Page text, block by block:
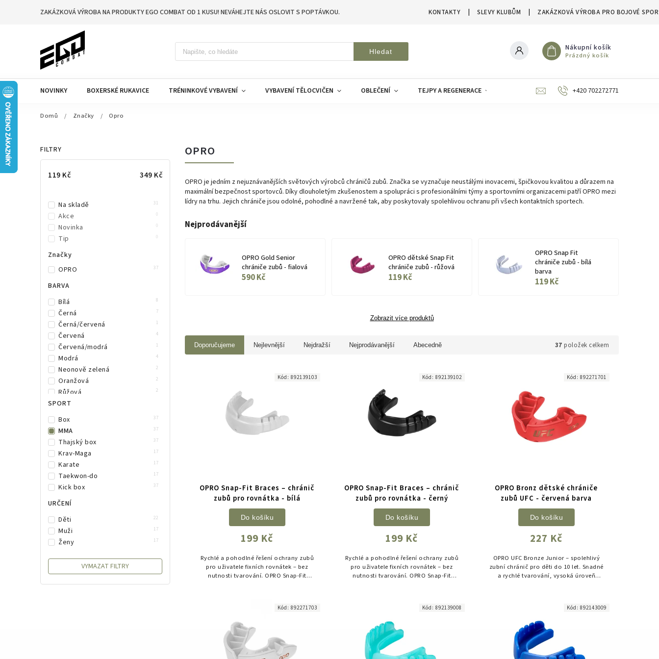
ZAKÁZKOVÁ VÝROBA NA PRODUKTY EGO COMBAT OD 1 KUSU! NEVÁHEJTE NÁS OSLOVIT S POPTÁVKOU. KONTAKTY SLEVY KLUBŮM ZAKÁZKOVÁ VÝROBA PRO BOJOVÉ
Hledat Nákupní košík
Prázdný košík
NOVINKY BOXERSKÉ RUKAVICE TRÉNINKOVÉ VYBAVENÍ VYBAVENÍ TĚLOCVIČEN OBLEČENÍ TEJPY A REGENERACE SLEVY A VÝPRODEJE
+420 702272771
Domů / Značky / Opro
FILTRY
119 Kč 349 Kč
Na skladě 31
Akce 0
Novinka 0
Tip 0
Značky
OPRO
37
BARVA
Bílá
8
Černá 7
Černá/červená 1
Červená 4
Červená/modrá 1
Modrá 4
Neonově zelená 2
Oranžová 2
Růžová 2
Zelená
růžová/zelená
SPORT
Box
37
MMA 37
Thajský box 37
Krav-Maga 17
Karate 17
Taekwon-do 17
Kick box 37
URČENÍ
Děti
22
Muži 17
Ženy 17
VYMAZAT FILTRY
OPRO
OPRO je jedním z nejuznávanějších světových výrobců chráničů zubů. Značka se vyznačuje neustálými inovacemi, špičkovou kvalitou a důrazem na
maximální bezpečnost sportovců. Díky dlouholetým zkušenostem a spolupráci s profesionálními týmy a sportovními organizacemi patří OPRO mezi
lídry na trhu. Jejich chrániče jsou odolné, pohodlné a navržené tak, aby poskytovaly spolehlivou ochranu při všech kontaktních sportech.
Nejprodávanější
OPRO Gold Senior
chrániče zubů - fialová
590 Kč
OPRO dětské Snap Fit
chrániče zubů - růžová
119 Kč
OPRO Snap Fit
chrániče zubů - bílá
barva
119 Kč
Zobrazit více produktů
Doporučujeme Nejlevnější Nejdražší Nejprodávanější Abecedně 37 položek celkem
OPRO Snap-Fit Braces – chránič
zubů pro rovnátka - bílá
199 Kč
Do košíku
Rychlé a pohodlné řešení ochrany zubů
pro uživatele fixních rovnátek – bez
nutnosti tvarování. OPRO Snap-Fit
Kód:892139103
OPRO Snap-Fit Braces – chránič
zubů pro rovnátka - černý
199 Kč
Do košíku
Rychlé a pohodlné řešení ochrany zubů
pro uživatele fixních rovnátek – bez
nutnosti tvarování. OPRO Snap-Fit
Kód:892139102
OPRO Bronz dětské chrániče
zubů UFC - červená barva
227 Kč
Do košíku
OPRO UFC Bronze Junior – spolehlivý
zubní chránič pro děti do 10 let. Snadné
a rychlé tvarování, vysoká úroveň
Kód:892271701
Kód:892271703 Kód:892139008 Kód:892143009